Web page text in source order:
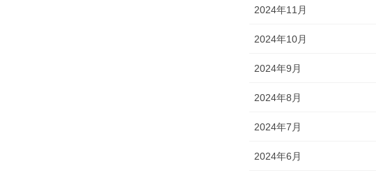
2024年11月
2024年10月
2024年9月
2024年8月
2024年7月
2024年6月